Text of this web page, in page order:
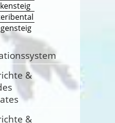
&
&